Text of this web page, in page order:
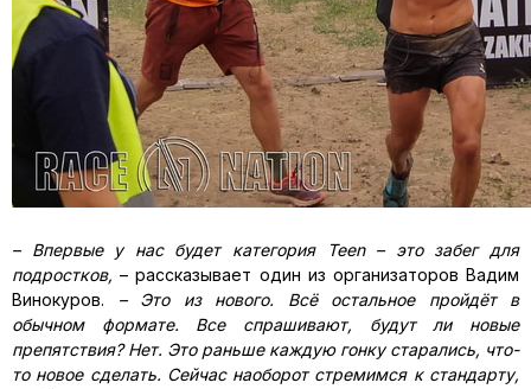
– Впервые у нас будет категория Teen – это забег для
подростков,– рассказывает один из организаторов Вадим
Винокуров. – Это из нового. Всё остальное пройдёт в
обычном формате. Все спрашивают, будут ли новые
препятствия? Нет. Это раньше каждую гонку старались, что-
то новое сделать. Сейчас наоборот стремимся к стандарту,